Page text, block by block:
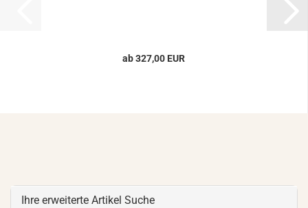
ab 327,00 EUR
Ihre erweiterte Artikel Suche